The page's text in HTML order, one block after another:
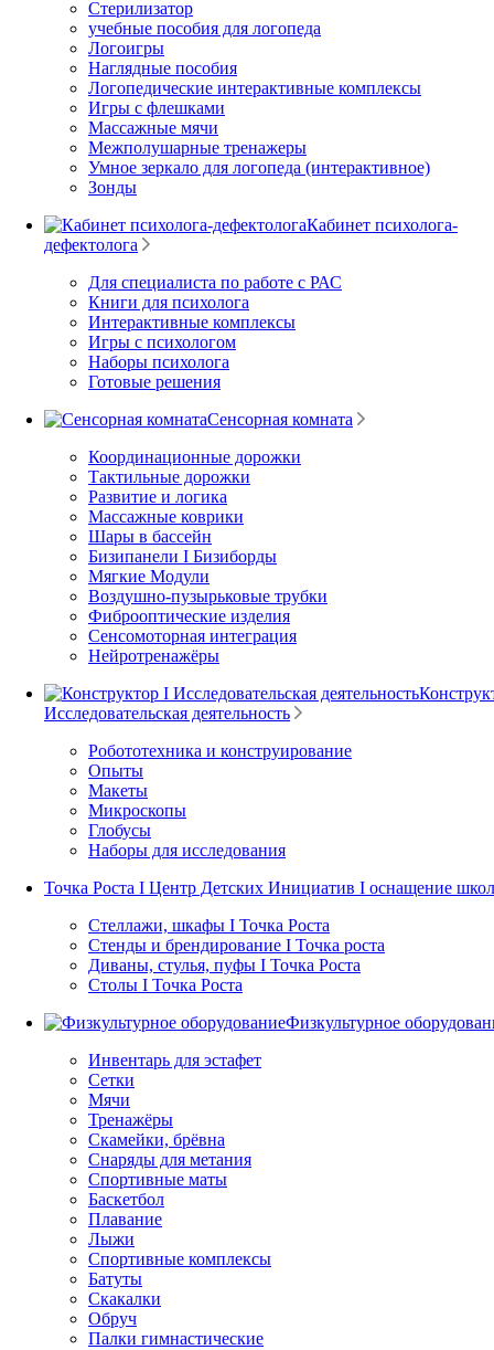
Стерилизатор
учебные пособия для логопеда
Логоигры
Наглядные пособия
Логопедические интерактивные комплексы
Игры с флешками
Массажные мячи
Межполушарные тренажеры
Умное зеркало для логопеда (интерактивное)
Зонды
Кабинет психолога-
дефектолога
Для специалиста по работе с РАС
Книги для психолога
Интерактивные комплексы
Игры с психологом
Наборы психолога
Готовые решения
Сенсорная комната
Координационные дорожки
Тактильные дорожки
Развитие и логика
Массажные коврики
Шары в бассейн
Бизипанели I Бизиборды
Мягкие Модули
Воздушно-пузырьковые трубки
Фиброоптические изделия
Сенсомоторная интеграция
Нейротренажёры
Исследовательская деятельность
Робототехника и конструирование
Опыты
Макеты
Микроскопы
Глобусы
Наборы для исследования
Точка Роста I Центр Детских Инициатив I оснащение
Стеллажи, шкафы I Точка Роста
Стенды и брендирование I Точка роста
Диваны, стулья, пуфы I Точка Роста
Столы I Точка Роста
Физкультурное
Инвентарь для эстафет
Сетки
Мячи
Тренажёры
Скамейки, брёвна
Снаряды для метания
Спортивные маты
Баскетбол
Плавание
Лыжи
Спортивные комплексы
Батуты
Скакалки
Обруч
Палки гимнастические